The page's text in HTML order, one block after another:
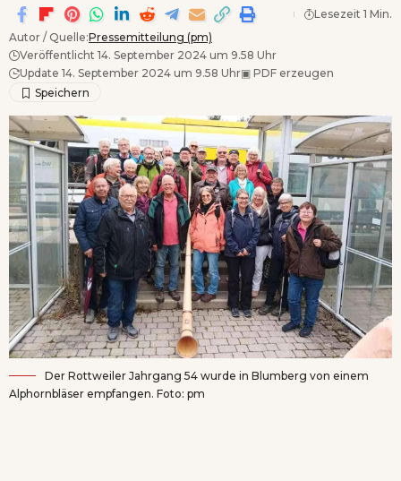
Autor / Quelle:Pressemitteilung (pm)
Veröffentlicht 14. September 2024 um 9.58 Uhr
Update 14. September 2024 um 9.58 Uhr▣ PDF erzeugen
Lesezeit 1 Min.
Der Rottweiler Jahrgang 54 wurde in Blumberg von einem
Alphornbläser empfangen. Foto: pm